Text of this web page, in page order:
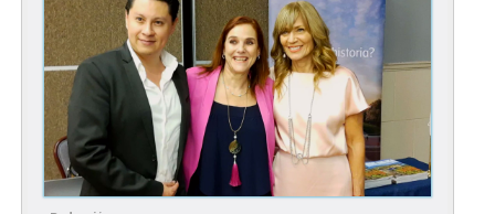
La participación de Juan Carlos Ruiz, del
departamento comercial de la Embajada de
Estados Unidos en México, fue otro aspecto
destacado del evento. Ruiz aprovechó la ocasión
para agradecer al equipo de Brand USA por brindar
la oportunidad de celebrar este día especial